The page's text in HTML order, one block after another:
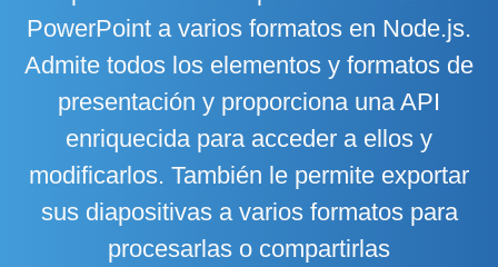
PowerPoint a varios formatos en Node.js.
Admite todos los elementos y formatos de
presentación y proporciona una API
enriquecida para acceder a ellos y
modificarlos. También le permite exportar
sus diapositivas a varios formatos para
procesarlas o compartirlas